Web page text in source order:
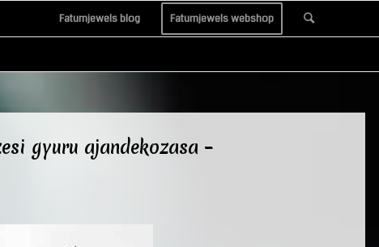
Fatumjewels blog Fatumjewels webshop
gyuru ajandekozasa –